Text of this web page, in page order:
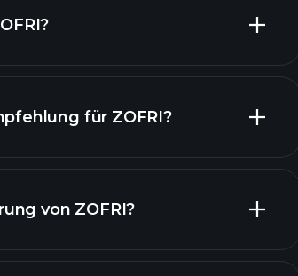
für ZOFRI?
von ZOFRI?